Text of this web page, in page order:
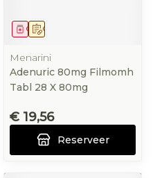
Op voorschrift
Geneesmiddel
Menarini
Adenuric 80mg Filmomh
Tabl 28 X 80mg
€ 19,56
Reserveer